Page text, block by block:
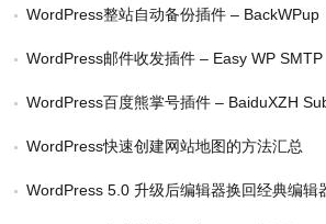
WordPress整站自动备份插件 – BackWPup
WordPress邮件收发插件 – Easy WP SMTP
WordPress百度熊掌号插件 – BaiduXZH
WordPress快速创建网站地图的方法汇总
WordPress 5.0 升级后编辑器换回经典编辑